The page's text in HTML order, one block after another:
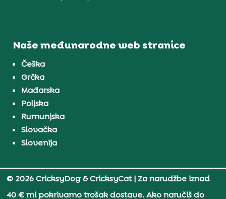
Naše međunarodne web stranice
Češka
Grčka
Mađarska
Poljska
Rumunjska
Slovačka
Slovenija
© 2026 CricksyDog & CricksyCat| Za narudžbe iznad
40 € mi pokrivamo trošak dostave. Ako naručiš do